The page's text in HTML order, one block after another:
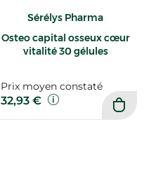
Sérélys Pharma
Osteo capital osseux cœur
vitalité 30 gélules
Prix moyen constaté
32,93 €